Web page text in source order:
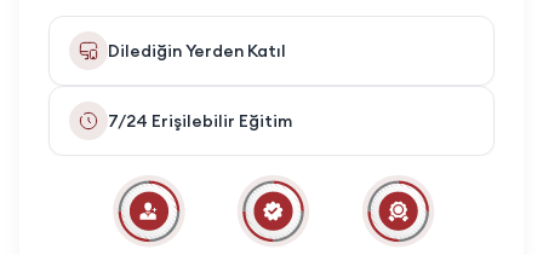
Dilediğin Yerden Katıl
7/24 Erişilebilir Eğitim